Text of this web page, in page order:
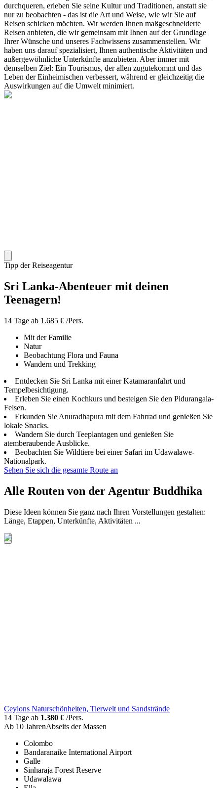
durchqueren, erleben Sie seine Kultur und Traditionen, anstatt sie
nur zu beobachten - das ist die Art und Weise, wie wir Sie auf
Reisen schicken möchten. Wir werden Ihnen maßgeschneiderte
Reisen anbieten, die wir gemeinsam mit Ihnen auf der Grundlage
Ihrer Wünsche und unseres Fachwissens zusammenstellen. Wir
haben uns darauf spezialisiert, Ihnen authentische Aktivitäten und
außergewöhnliche Unterkünfte anzubieten. Aber immer mit
demselben Ziel: Ein Tourismus, der allen zugutekommt und das
Leben der Einheimischen verbessert, während er gleichzeitig die
Auswirkungen auf die Umwelt minimiert.
Tipp der Reiseagentur
Sri Lanka-Abenteuer mit deinen
Teenagern!
14 Tage ab 1.685 € /Pers.
Mit der Familie
Natur
Beobachtung Flora und Fauna
Wandern und Trekking
Entdecken Sie Sri Lanka mit einer Katamaranfahrt und
Tempelbesichtigung.
Erleben Sie einen Kochkurs und besteigen Sie den Pidurangala-
Felsen.
Erkunden Sie Anuradhapura mit dem Fahrrad und genießen Sie
lokale Snacks.
Wandern Sie durch Teeplantagen und genießen Sie
atemberaubende Ausblicke.
Beobachten Sie Wildtiere bei einer Safari im Udawalawe-
Nationalpark.
Sehen Sie sich die gesamte Route an
Alle Routen von der Agentur Buddhika
Diese Ideen können Sie ganz nach Ihren Vorstellungen gestalten:
Länge, Etappen, Unterkünfte, Aktivitäten ...
Ceylons Naturschönheiten, Tierwelt und Sandstrände
14 Tage ab 1.380 € /Pers.
Ab 10 JahrenAbseits der Massen
Colombo
Bandaranaike International Airport
Galle
Sinharaja Forest Reserve
Udawalawa